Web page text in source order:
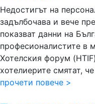
Недостигът на
задълбочава и вече
показват данни на
професионалистите в
Хотелския форум
хотелиерите смятат,
прочети повече >